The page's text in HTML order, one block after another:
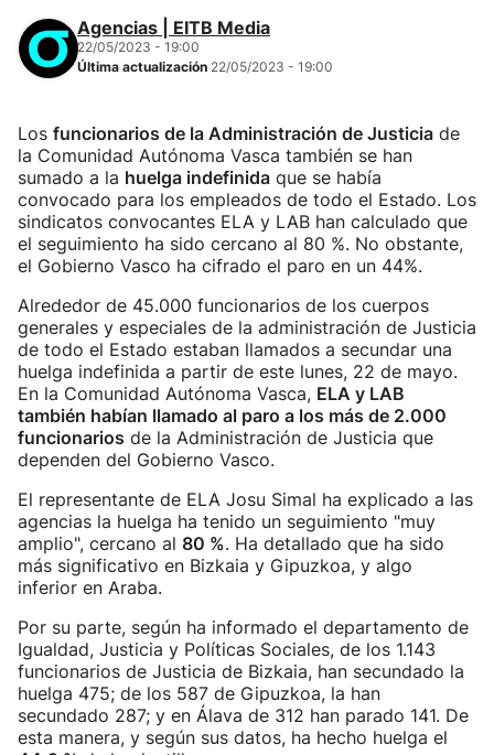
Agencias | EITB Media
22/05/2023 - 19:00
Última actualización 22/05/2023 - 19:00
Los funcionarios de la Administración de Justicia de
la Comunidad Autónoma Vasca también se han
sumado a la huelga indefinida que se había
convocado para los empleados de todo el Estado. Los
sindicatos convocantes ELA y LAB han calculado que
el seguimiento ha sido cercano al 80 %. No obstante,
el Gobierno Vasco ha cifrado el paro en un 44%.
Alrededor de 45.000 funcionarios de los cuerpos
generales y especiales de la administración de Justicia
de todo el Estado estaban llamados a secundar una
huelga indefinida a partir de este lunes, 22 de mayo.
En la Comunidad Autónoma Vasca, ELA y LAB
también habían llamado al paro a los más de 2.000
funcionarios de la Administración de Justicia que
dependen del Gobierno Vasco.
El representante de ELA Josu Simal ha explicado a las
agencias la huelga ha tenido un seguimiento "muy
amplio", cercano al 80 %. Ha detallado que ha sido
más significativo en Bizkaia y Gipuzkoa, y algo
inferior en Araba.
Por su parte, según ha informado el departamento de
Igualdad, Justicia y Políticas Sociales, de los 1.143
funcionarios de Justicia de Bizkaia, han secundado la
huelga 475; de los 587 de Gipuzkoa, la han
secundado 287; y en Álava de 312 han parado 141. De
esta manera, y según sus datos, ha hecho huelga el